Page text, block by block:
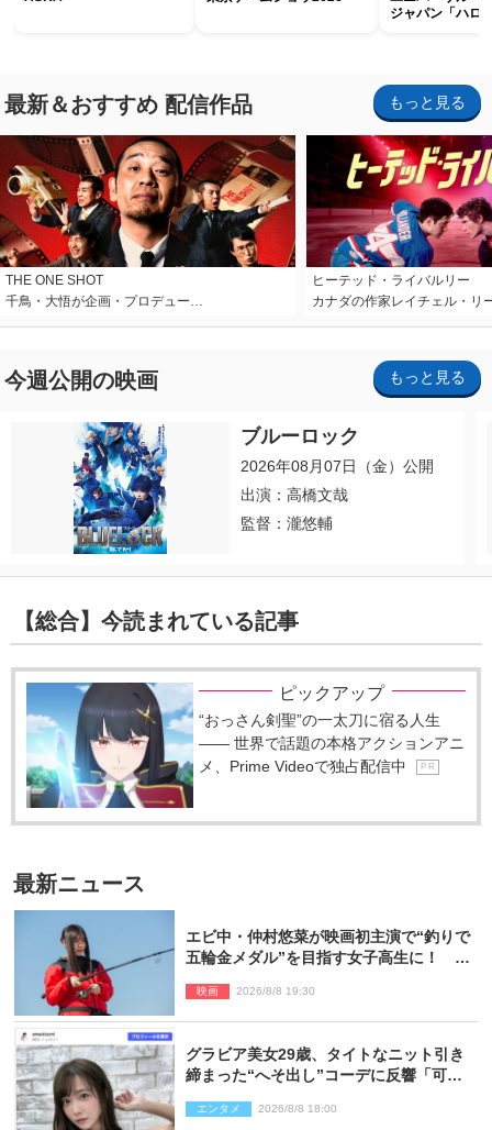
ジャパン「ハロ
最新＆おすすめ 配信作品 もっと見る
THE ONE SHOT
千鳥・大悟が企画・プロデュー…
ヒーテッド・ライバルリー
カナダの作家レイチェル・リ
今週公開の映画 もっと見る
ブルーロック
2026年08月07日（金）公開
出演：高橋文哉
監督：瀧悠輔
【総合】今読まれている記事
ピックアップ
“おっさん剣聖”の一太刀に宿る人生
―― 世界で話題の本格アクションアニ
メ、Prime Videoで独占配信中
P R
最新ニュース
エビ中・仲村悠菜が映画初主演で“釣りで
五輪金メダル”を目指す女子高生に！ 映
映画 2026/8/8 19:30
グラビア美女29歳、タイトなニット引き
締まった“へそ出し”コーデに反響「可愛
エンタメ 2026/8/8 18:00